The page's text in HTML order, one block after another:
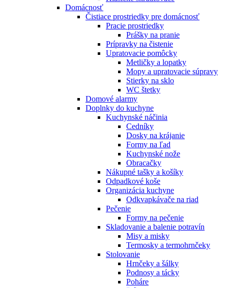
Domácnosť
Čistiace prostriedky pre domácnosť
Pracie prostriedky
Prášky na pranie
Prípravky na čistenie
Upratovacie pomôcky
Metličky a lopatky
Mopy a upratovacie súpravy
Stierky na sklo
WC štetky
Domové alarmy
Doplnky do kuchyne
Kuchynské náčinia
Cedníky
Dosky na krájanie
Formy na ľad
Kuchynské nože
Obracačky
Nákupné tašky a košíky
Odpadkové koše
Organizácia kuchyne
Odkvapkávače na riad
Pečenie
Formy na pečenie
Skladovanie a balenie potravín
Misy a misky
Termosky a termohrnčeky
Stolovanie
Hrnčeky a šálky
Podnosy a tácky
Poháre